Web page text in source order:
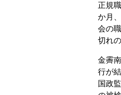
正規
か月
会の
切れ
金霽
行が
国政